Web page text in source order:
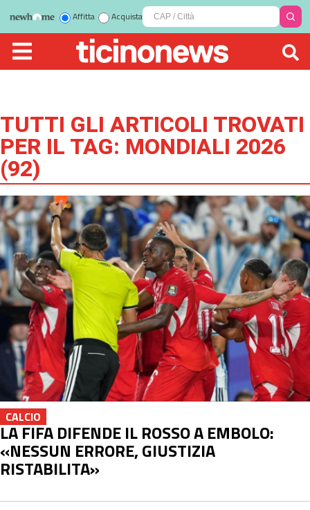
Affitta Acquista
TUTTI GLI ARTICOLI TROVATI
PER IL TAG: MONDIALI 2026
(92)
CALCIO
LA FIFA DIFENDE IL ROSSO A EMBOLO:
«NESSUN ERRORE, GIUSTIZIA
RISTABILITA»